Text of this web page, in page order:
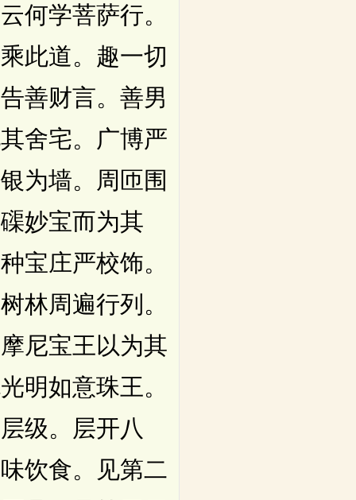
何学菩萨行。
此道。趣一切
善财言。善男
舍宅。广博严
为墙。周匝围
妙宝而为其
宝庄严校饰。
林周遍行列。
尼宝王以为其
明如意珠王。
级。层开八
饮食。见第二